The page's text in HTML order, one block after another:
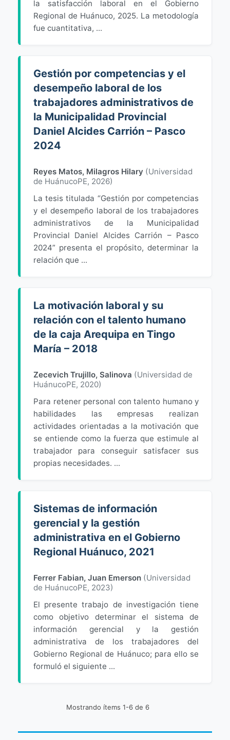
la satisfacción laboral en el Gobierno
Regional de Huánuco, 2025. La metodología
fue cuantitativa, ...
Gestión por competencias y el
desempeño laboral de los
trabajadores administrativos de
la Municipalidad Provincial
Daniel Alcides Carrión – Pasco
2024
Reyes Matos, Milagros Hilary (Universidad
de HuánucoPE, 2026)
La tesis titulada “Gestión por competencias
y el desempeño laboral de los trabajadores
administrativos de la Municipalidad
Provincial Daniel Alcides Carrión – Pasco
2024” presenta el propósito, determinar la
relación que ...
La motivación laboral y su
relación con el talento humano
de la caja Arequipa en Tingo
María – 2018
Zecevich Trujillo, Salinova (Universidad de
HuánucoPE, 2020)
Para retener personal con talento humano y
habilidades las empresas realizan
actividades orientadas a la motivación que
se entiende como la fuerza que estimule al
trabajador para conseguir satisfacer sus
propias necesidades. ...
Sistemas de información
gerencial y la gestión
administrativa en el Gobierno
Regional Huánuco, 2021
Ferrer Fabian, Juan Emerson (Universidad
de HuánucoPE, 2023)
El presente trabajo de investigación tiene
como objetivo determinar el sistema de
información gerencial y la gestión
administrativa de los trabajadores del
Gobierno Regional de Huánuco; para ello se
formuló el siguiente ...
Mostrando ítems 1-6 de 6